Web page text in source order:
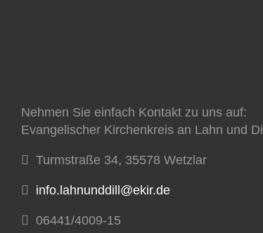
Nehmen Sie einfach Kontakt zu uns auf:
Evangelischer Kirchenkreis an Lahn und Dill
Turmstraße 34, 35578 Wetzlar
info.lahnunddill@ekir.de
06441/4009-15